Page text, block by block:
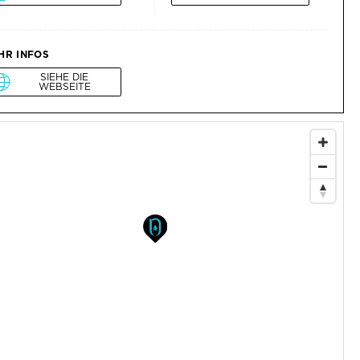
INFOS
SIEHE DIE
WEBSEITE